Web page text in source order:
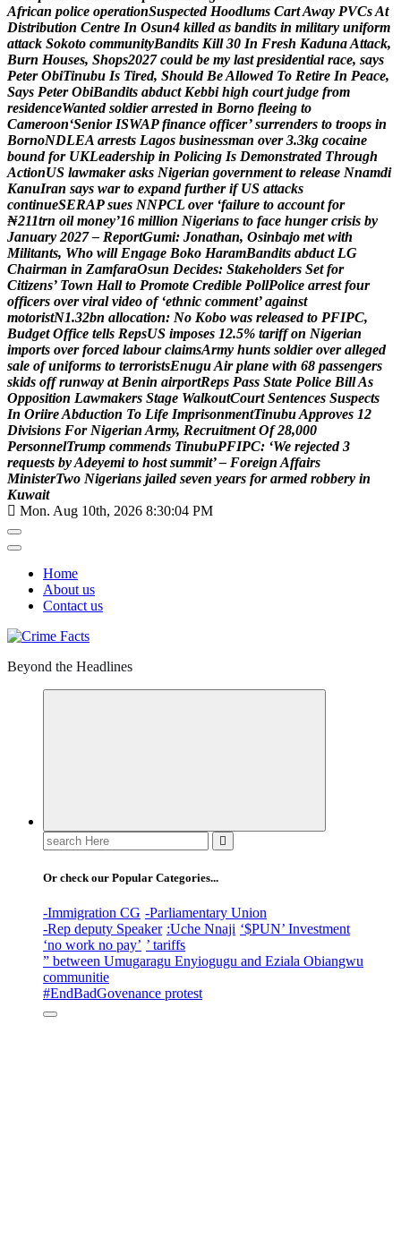
African police operationSuspected Hoodlums CartAway PVCsAt
Distribution Centre In Osun4 killed as bandits in military uniform
attack Sokoto communityBandits Kill 30 In Fresh KadunaAttack,
Burn Houses, Shops2027 could be my last presidential race, says
Peter ObiTinubu Is Tired, Should BeAllowed To Retire In Peace,
Says Peter ObiBandits abduct Kebbi high court judge from
residenceWanted soldier arrested in Borno fleeing to
Cameroon‘Senior ISWAP finance officer’ surrenders to troops in
BornoNDLEA arrests Lagos businessman over 3.3kg cocaine
bound for UKLeadership in Policing Is Demonstrated Through
ActionUS lawmaker asks Nigerian government to release Nnamdi
KanuIran says war to expand further if US attacks
continueSERAP sues NNPCL over ‘failure to account for
₦211trn oil money’16 million Nigerians to face hunger crisis by
January 2027 – ReportGumi: Jonathan, Osinbajo met with
Militants, Who will Engage Boko HaramBandits abduct LG
Chairman in ZamfaraOsun Decides: Stakeholders Set for
Citizens’ Town Hall to Promote Credible PollPolice arrest four
officers over viral video of ‘ethnic comment’ against
motoristN1.32bn allocation: No Kobo was released to PFIPC,
Budget Office tells RepsUS imposes 12.5% tariff on Nigerian
imports over forced labour claimsArmy hunts soldier over alleged
sale of uniforms to terroristsEnuguAir plane with 68 passengers
skids off runway at Benin airportReps Pass State Police BillAs
Opposition Lawmakers Stage WalkoutCourt Sentences Suspects
In OriireAbduction To Life ImprisonmentTinubuApproves 12
Divisions For Nigerian Army, Recruitment Of 28,000
PersonnelTrump commends TinubuPFIPC: ‘We rejected 3
requests byAdeyemi to host summit’ – Foreign Affairs
MinisterTwo Nigerians jailed seven years for armed robbery in
Kuwait
Mon. Aug 10th, 2026 8:30:05 PM
Home
About us
Contact us
Beyond the Headlines
Search
for:
Or check our Popular Categories...
-Immigration CG -Parliamentary Union
-Rep deputy Speaker :Uche Nnaji ‘$PUN’ Investment
‘no work no pay’ ’ tariffs
” between Umugaragu Enyiogugu and Eziala Obiangwu
communitie
#EndBadGovenance protest